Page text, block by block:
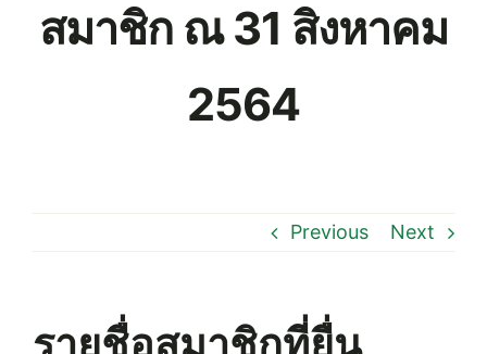
Download
สมาชิก ณ 31 สิงหาคม
2564
Previous Next
รายชื่อสมาชิกที่ยื่น